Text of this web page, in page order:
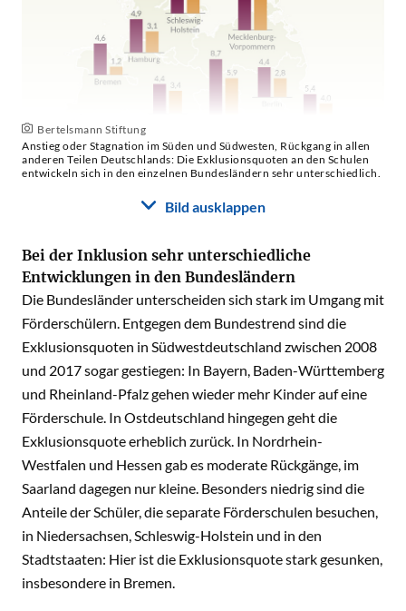
Bertelsmann Stiftung
Anstieg oder Stagnation im Süden und Südwesten, Rückgang in allen
anderen Teilen Deutschlands: Die Exklusionsquoten an den Schulen
entwickeln sich in den einzelnen Bundesländern sehr unterschiedlich.
Bild ausklappen
Bei der Inklusion sehr unterschiedliche
Entwicklungen in den Bundesländern
Die Bundesländer unterscheiden sich stark im Umgang mit
Förderschülern. Entgegen dem Bundestrend sind die
Exklusionsquoten in Südwestdeutschland zwischen 2008
und 2017 sogar gestiegen: In Bayern, Baden-Württemberg
und Rheinland-Pfalz gehen wieder mehr Kinder auf eine
Förderschule. In Ostdeutschland hingegen geht die
Exklusionsquote erheblich zurück. In Nordrhein-
Westfalen und Hessen gab es moderate Rückgänge, im
Saarland dagegen nur kleine. Besonders niedrig sind die
Anteile der Schüler, die separate Förderschulen besuchen,
in Niedersachsen, Schleswig-Holstein und in den
Stadtstaaten: Hier ist die Exklusionsquote stark gesunken,
insbesondere in Bremen.